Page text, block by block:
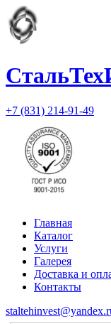
+7 (831) 214-91-49
Главная
Каталог
Услуги
Галерея
Доставка и
Контакты